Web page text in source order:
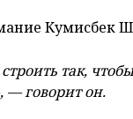
Кумисбек
так,
— говорит он.